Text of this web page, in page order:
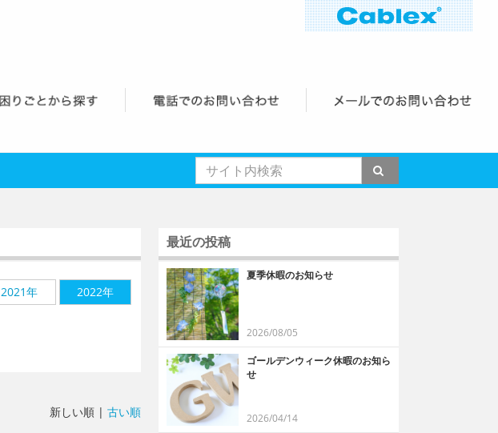
2021年
2022年
新しい順 |古い順
最近の投稿
夏季休暇のお知らせ
2026/08/05
ゴールデンウィーク休暇のお知ら
せ
2026/04/14